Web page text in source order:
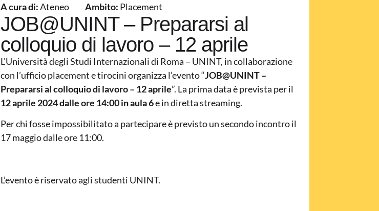
A cura di:Ateneo Ambito: Placement
JOB@UNINT – Prepararsi al
colloquio di lavoro – 12 aprile
L’Università degli Studi Internazionali di Roma – UNINT, in collaborazione
con l’ufficio placement e tirocini organizza l’evento “JOB@UNINT –
Prepararsi al colloquio di lavoro – 12 aprile”. La prima data è prevista per il
12 aprile 2024 dalle ore 14:00 in aula 6e in diretta streaming.
Per chi fosse impossibilitato a partecipare è previsto un secondo incontro il
17 maggio dalle ore 11:00.
L’evento è riservato agli studenti UNINT.